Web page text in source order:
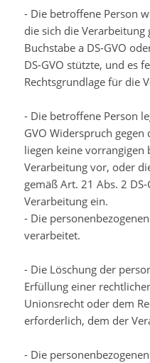
- Die betroffene Person
die sich die Verarbeitung
Buchstabe a DS-GVO
DS-GVO stützte, und es
Rechtsgrundlage für die
- Die betroffene Person
GVO Widerspruch
liegen keine
Verarbeitung vor, oder
gemäß Art. 21 Abs. 2
Verarbeitung ein.
- Die
verarbeitet.
- Die Löschung der
Erfüllung einer
Unionsrecht oder dem
erforderlich, dem der
- Die